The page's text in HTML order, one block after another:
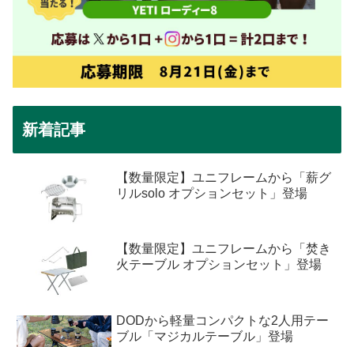
新着記事
【数量限定】ユニフレームから「薪グ
リルsolo オプションセット」登場
【数量限定】ユニフレームから「焚き
火テーブル オプションセット」登場
DODから軽量コンパクトな2人用テー
ブル「マジカルテーブル」登場